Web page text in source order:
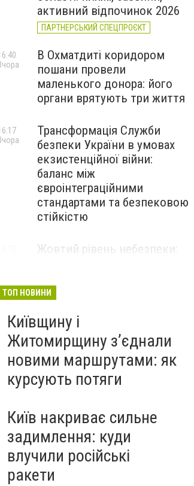
активний відпочинок 2026
ПАРТНЕРСЬКИЙ СПЕЦПРОЄКТ
В Охматдиті коридором
пошани провели
маленького донора: його
органи врятують три життя
Трансформація Служби
безпеки України в умовах
екзистенційної війни:
баланс між
євроінтеграційними
стандартами та безпековою
стійкістю
Жовтий рівень небезпеки:
ТОП НОВИНИ
Київщину і
Житомирщину з’єднали
новими маршрутами: як
курсують потяги
Київ накриває сильне
задимлення: куди
влучили російські
ракети